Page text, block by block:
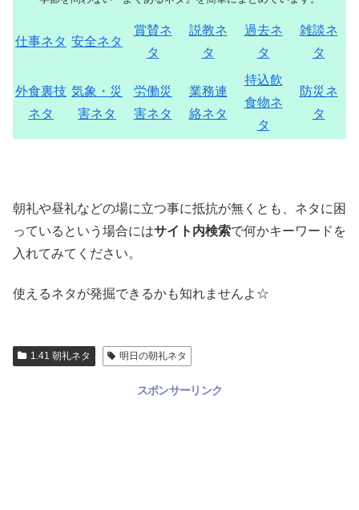
仕事ネタ 安全ネタ
賞賛ネ
タ
説教ネ
タ
過去ネ
タ
雑談ネ
タ
外食裏技
ネタ
気象・災
害ネタ
労働災
害ネタ
業務連
絡ネタ
持込飲
食物ネ
タ
防災ネ
タ
朝礼や昼礼などの場に立つ事に抵抗が無くとも、ネタに困
っているという場合にはサイト内検索で何かキーワードを
入れてみてください。
使えるネタが発掘できるかも知れませんよ☆
1.41 朝礼ネタ 明日の朝礼ネタ
スポンサーリンク